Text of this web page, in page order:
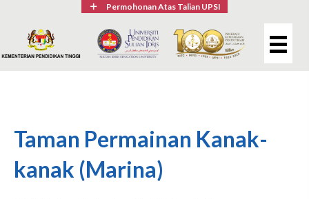
Permohonan Atas Talian UPSI
Taman Permainan Kanak-
kanak (Marina)